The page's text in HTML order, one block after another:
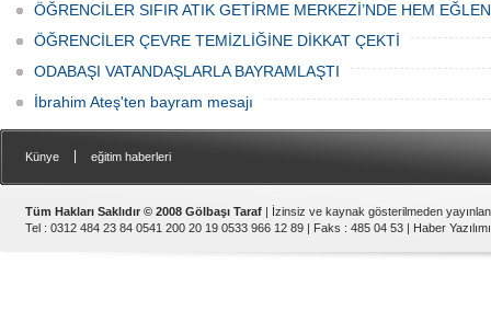
ÖĞRENCİLER SIFIR ATIK GETİRME MERKEZİ’NDE HEM
ÖĞRENCİLER ÇEVRE TEMİZLİĞİNE DİKKAT ÇEKTİ
ODABAŞI VATANDAŞLARLA BAYRAMLAŞTI
İbrahim Ateş'ten bayram mesajı
Künye eğitim haberleri
Tüm Hakları Saklıdır © 2008 Gölbaşı Taraf | İzinsiz ve kaynak gösterilmeden
Tel : 0312 484 23 84 0541 200 20 19 0533 966 12 89 | Faks : 485 04 53 | Haber Yazılımı